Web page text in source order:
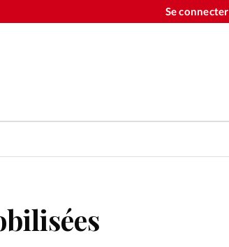
Se connecter
Les abonnements